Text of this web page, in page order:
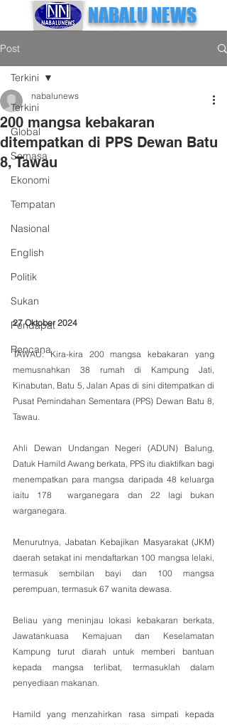
NABALU NEWS
Post
Terkini
Global
Semasa
Ekonomi
Tempatan
Nasional
English
Politik
Sukan
Pendapat
Rencana
Terkini
200 mangsa kebakaran
ditempatkan di PPS Dewan Batu
8, Tawau
nabalunews
27 Oktober 2024
TAWAU: Kira-kira 200 mangsa kebakaran yang
memusnahkan 38 rumah di Kampung Jati,
Kinabutan, Batu 5, Jalan Apas di sini ditempatkan di
Pusat Pemindahan Sementara (PPS) Dewan Batu 8,
Tawau.
Ahli Dewan Undangan Negeri (ADUN) Balung,
Datuk Hamild Awang berkata, PPS itu diaktifkan bagi
menempatkan para mangsa daripada 48 keluarga
iaitu 178  warganegara dan 22 lagi bukan
warganegara.
Menurutnya, Jabatan Kebajikan Masyarakat (JKM)
daerah setakat ini mendaftarkan 100 mangsa lelaki,
termasuk sembilan bayi dan 100 mangsa
perempuan, termasuk 67 wanita dewasa.
Beliau yang meninjau lokasi kebakaran berkata,
Jawatankuasa Kemajuan dan Keselamatan
Kampung turut diarah untuk memberi bantuan
kepada mangsa terlibat, termasuklah dalam
penyediaan makanan.
Hamild yang menzahirkan rasa simpati kepada